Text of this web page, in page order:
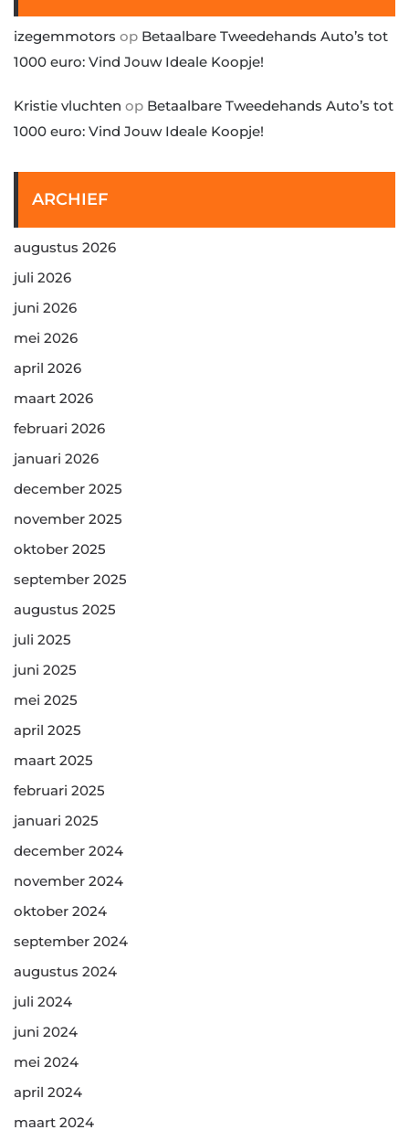
izegemmotors op Betaalbare Tweedehands Auto’s tot
1000 euro: Vind Jouw Ideale Koopje!
Kristie vluchten op Betaalbare Tweedehands Auto’s tot
1000 euro: Vind Jouw Ideale Koopje!
ARCHIEF
augustus 2026
juli 2026
juni 2026
mei 2026
april 2026
maart 2026
februari 2026
januari 2026
december 2025
november 2025
oktober 2025
september 2025
augustus 2025
juli 2025
juni 2025
mei 2025
april 2025
maart 2025
februari 2025
januari 2025
december 2024
november 2024
oktober 2024
september 2024
augustus 2024
juli 2024
juni 2024
mei 2024
april 2024
maart 2024